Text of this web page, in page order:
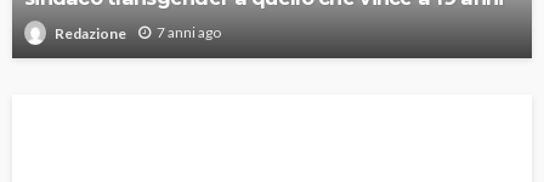
Redazione 7 anni ago